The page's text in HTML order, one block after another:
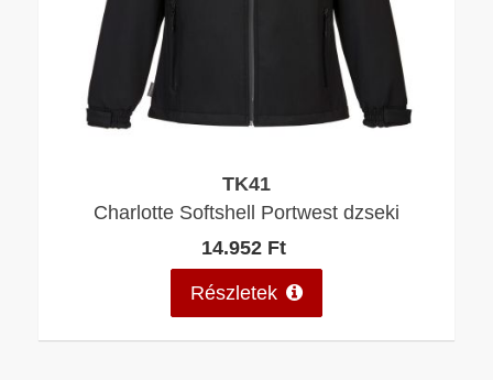
TK41
Charlotte Softshell Portwest dzseki
14.952 Ft
Részletek